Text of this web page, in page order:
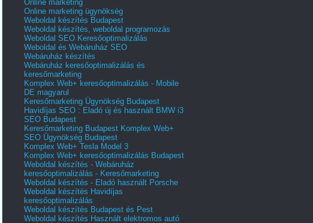
Online marketing
Online marketing ügynökség
Weboldal készítés Budapest
Weboldal készítés, weboldal programozás
Weboldal SEO Keresőoptimalizálás
Weboldal és Webáruház SEO
Webáruház készítés
Webáruház keresőoptimalizálás és
keresőmarketing
Komplex Web+ keresőoptimalizálás - Mobile
DE magyarul
Keresőmarketing Ügynökség Budapest
Havidíjas SEO : Eladó új és használt BMW i3
SEO Budapest
Keresőmarketing Budapest Komplex Web+
SEO Ügynökség Budapest
Komplex Web+ Tesla Model 3
Komplex Web+ keresőoptimalizálás Budapest
Weboldal készítés - Webáruház
keresőoptimalizálás - Keresőmarketing
Weboldal készítés - Eladó használt Porsche
Weboldal készítés Havidíjas
keresőoptimalizálás
Weboldal készítés Budapest és Pest
Weboldal készítés Használt elektromos autó